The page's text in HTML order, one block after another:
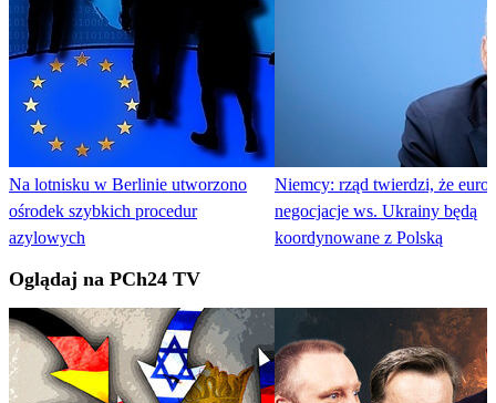
Na lotnisku w Berlinie utworzono
ośrodek szybkich procedur
azylowych
Niemcy: rząd twierdzi, że
negocjacje ws. Ukrainy będą
koordynowane z Polską
Oglądaj na PCh24 TV